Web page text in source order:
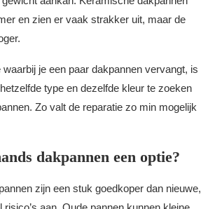
en zien er vaak strakker uit, maar de
je een paar dakpannen vervangt, is
type en dezelfde kleur te zoeken
Zo valt de reparatie zo min mogelijk
dakpannen een optie?
zijn een stuk goedkoper dan nieuwe,